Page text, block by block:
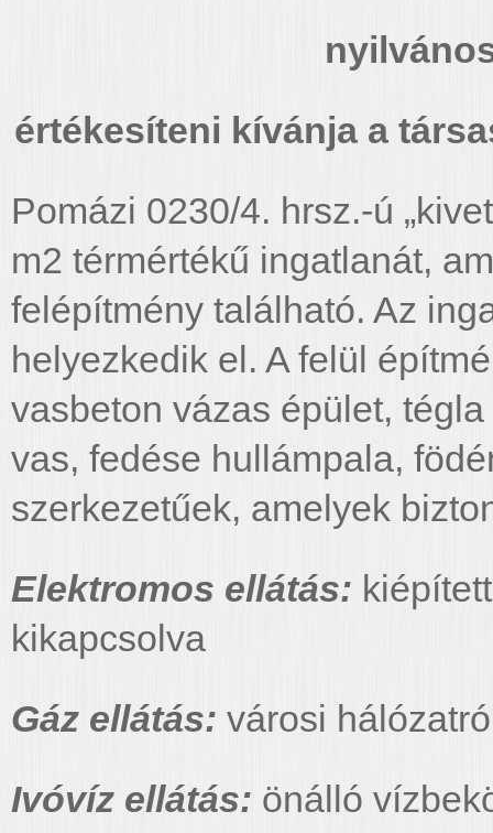
értékesíteni kívánja a
Pomázi 0230/4. hrsz.-ú
m2 térmértékű ingatlanát,
felépítmény található. Az
helyezkedik el. A felül
vasbeton vázas épület,
vas, fedése hullámpala,
szerkezetűek, amelyek
Elektromos ellátás:
kikapcsolva
Gáz ellátás: városi
Ivóvíz ellátás: önálló